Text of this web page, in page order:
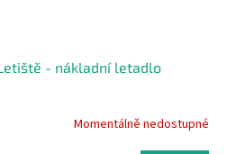
Letiště - nákladní letadlo
Momentálně nedostupné